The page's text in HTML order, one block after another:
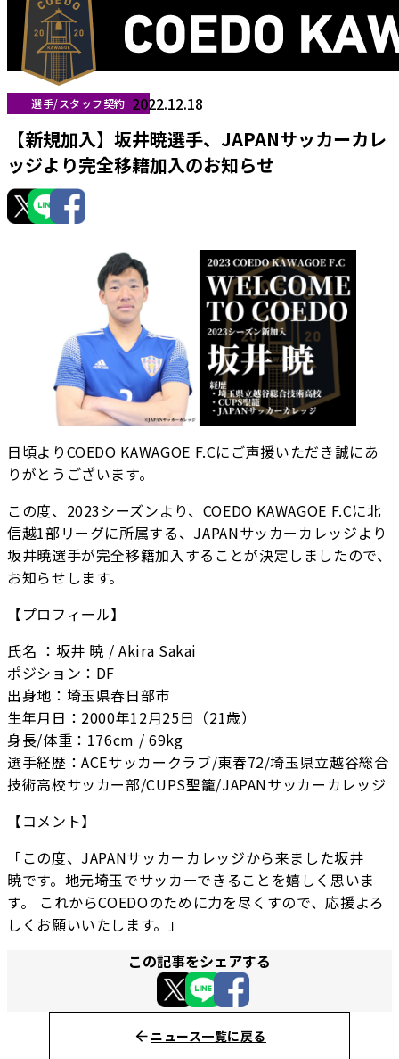
選手/スタッフ契約 2022.12.18
【新規加入】坂井暁選手、JAPANサッカーカレ
ッジより完全移籍加入のお知らせ
日頃よりCOEDO KAWAGOE F.Cにご声援いただき誠にあ
りがとうございます。
この度、2023シーズンより、COEDO KAWAGOE F.Cに北
信越1部リーグに所属する、JAPANサッカーカレッジより
坂井暁選手が完全移籍加入することが決定しましたので、
お知らせします。
【プロフィール】
氏名 ：坂井 暁 / Akira Sakai
ポジション：DF
出身地：埼玉県春日部市
生年月日：2000年12月25日（21歳）
身長/体重：176cm / 69kg
選手経歴：ACEサッカークラブ/東春72/埼玉県立越谷総合
技術高校サッカー部/CUPS聖籠/JAPANサッカーカレッジ
【コメント】
「この度、JAPANサッカーカレッジから来ました坂井
暁です。地元埼玉でサッカーできることを嬉しく思いま
す。 これからCOEDOのために力を尽くすので、応援よろ
しくお願いいたします。」
この記事をシェアする
ニュース一覧に戻る